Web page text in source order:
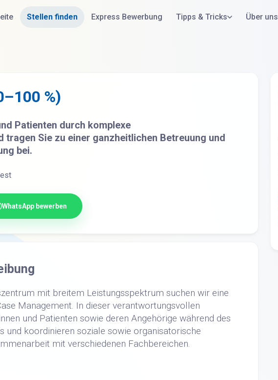
Stellen finden Express Bewerbung Tipps & Tricks Über uns
%)
Patienten durch komplexe
Sie zu einer ganzheitlichen Betreuung und
bei.
WhatsApp bewerben
mit breitem Leistungsspektrum suchen wir eine
Management. In dieser verantwortungsvollen
und Patienten sowie deren Angehörige während des
und koordinieren soziale sowie organisatorische
mit verschiedenen Fachbereichen.